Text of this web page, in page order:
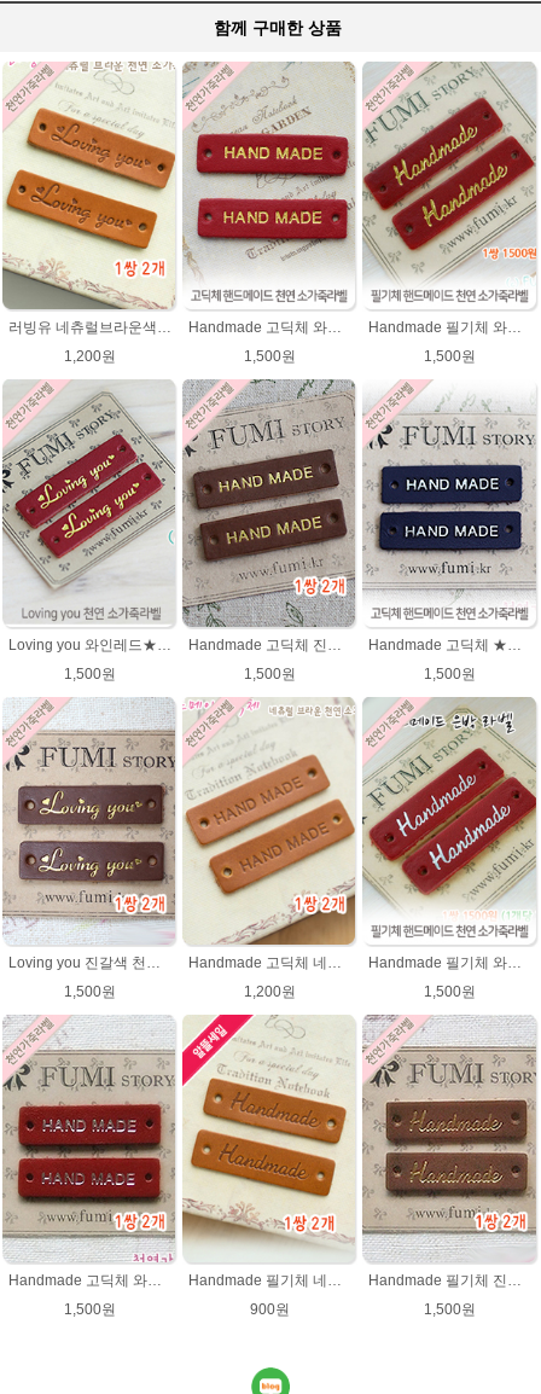
함께 구매한 상품
러빙유 네츄럴브라운색상 천연소가죽라벨
1,200원
Handmade 고딕체 와인레드(★금박) 천연소가죽라벨
1,500원
Handmade 필기체 와인레드(★금박) 천연소가죽라벨
1,500원
Loving you 와인레드★금박 천연 소가죽라벨 러빙유
1,500원
Handmade 고딕체 진갈색 천연 소가죽라벨 목도리 핸드메이드라벨
1,500원
Handmade 고딕체 ★진남색 천연 소가죽라벨 목도리 핸드메이드라벨
1,500원
1,500원
1,200원
1,500원
1,500원
900원
1,500원